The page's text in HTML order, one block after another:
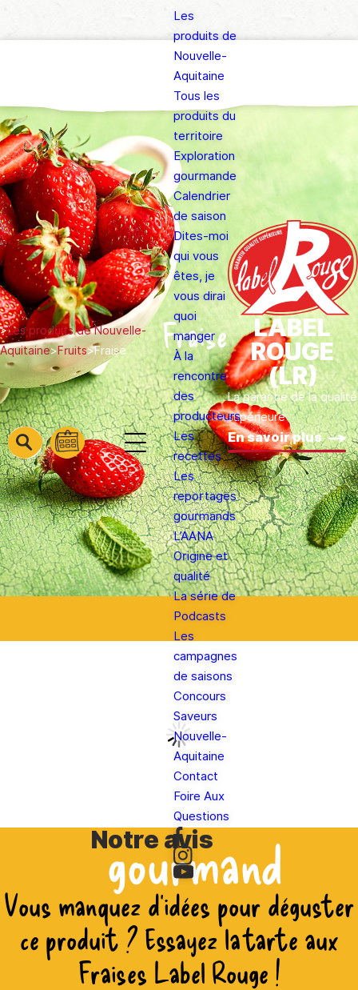
barre
1
barre
2
barre
3
Les
produits de
Nouvelle-
Aquitaine
Tous les
produits du
territoire
Exploration
gourmande
Calendrier
de saison
Dites-moi
qui vous
êtes, je
vous dirai
quoi
manger
À la
rencontre
des
producteurs
Les
recettes
Les
reportages
gourmands
L’AANA
Origine et
qualité
La série de
Podcasts
Les
campagnes
de saisons
Concours
Saveurs
Nouvelle-
Aquitaine
Contact
Foire Aux
Questions
>Les produits de Nouvelle-
Aquitaine>Fruits>Fraise Fraise
LABEL
ROUGE
(LR)
La garantie de la qualité
supérieure
En savoir plus
Notre avis
gourmand
Vous manquez d’idées pour déguster
ce produit ? Essayez la tarte aux
Fraises Label Rouge !